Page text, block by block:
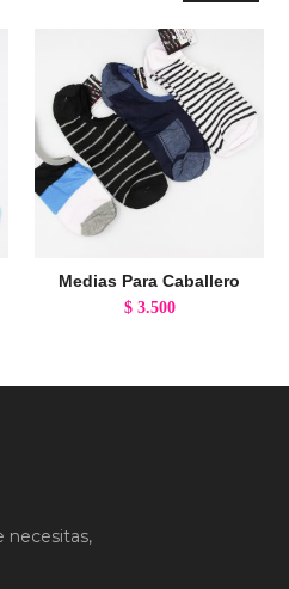
Medias Para Caballero
$3.500
necesitas,